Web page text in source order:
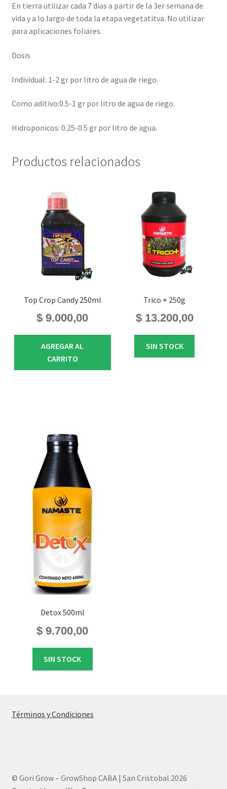
En tierra utilizar cada 7 dias a partir de la 3er semana de
vida y a lo largo de toda la etapa vegetatitva. No utilizar
para aplicaciones foliares.
Dosis
Individual: 1-2 gr por litro de agua de riego.
Como aditivo:0.5-1 gr por litro de agua de riego.
Hidroponicos: 0.25-0.5 gr por litro de agua.
Productos relacionados
Top Crop Candy 250ml
$ 9.000,00
AGREGAR AL
CARRITO
Trico + 250g
$13.200,00
SIN STOCK
Detox 500ml
$ 9.700,00
SIN STOCK
Términos y Condiciones
© Gori Grow – GrowShop CABA | San Cristobal 2026